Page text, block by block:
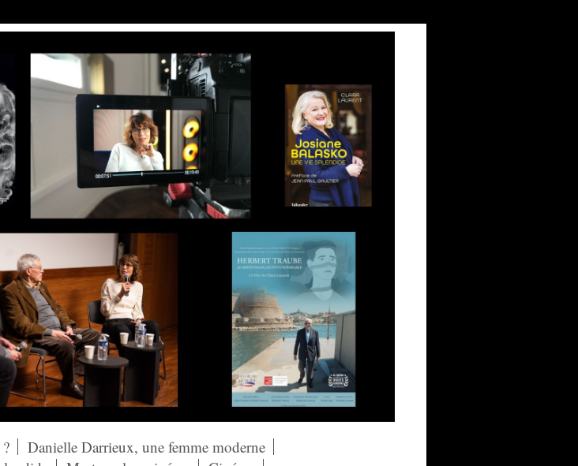
Danielle Darrieux, une femme moderne